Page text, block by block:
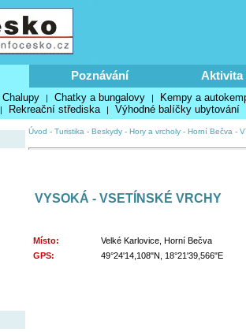
Poznávání Aktivita
Chalupy | Chatky a bungalovy | Kempy a
| Rekreační střediska | Výhodné balíčky ubytování
Úvod - Turistika - Beskydy - Hory a vrcholy - Horní Bečva -
VYSOKÁ - VSETÍNSKÉ VRCHY
Místo:
Velké Karlovice, Horní Bečva
GPS:
49°24'14,108"N, 18°21'39,566"E